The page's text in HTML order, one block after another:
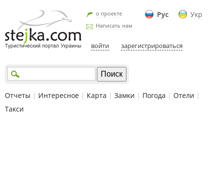
Рус Укр
о проекте
Написать нам
войти зарегистрироваться
Отчеты | Интересное | Карта | Замки | Погода | Отели |
Такси